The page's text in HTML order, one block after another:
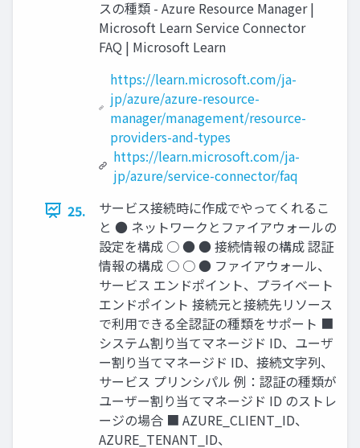
スの種類 - Azure Resource Manager |
Microsoft Learn Service Connector
FAQ | Microsoft Learn
https://learn.microsoft.com/ja-
jp/azure/azure-resource-
manager/management/resource-
providers-and-types
https://learn.microsoft.com/ja-
jp/azure/service-connector/faq
25.
サービス接続時に作成でやってくれるこ
と ● ネットワークとファイアウォールの
設定を構成 ○ ● ● 接続情報の構成 認証
情報の構成 ○ ○ ● ファイアウォール、
サービス エンドポイント、プライベート
エンドポイント 接続元と接続先リソース
で利用できる全認証の種類をサポート ■
システム割り当てマネージド ID、ユーザ
ー割り当てマネージド ID、接続文字列、
サービス プリンシパル 例：認証の種類が
ユーザー割り当てマネージド ID のストレ
ージの場合 ■ AZURE_CLIENT_ID、
AZURE_TENANT_ID、